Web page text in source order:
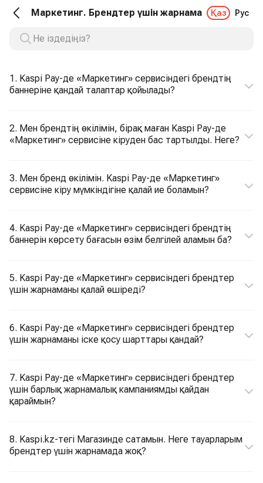
Маркетинг. Брендтер үшін жарнама Қаз Рус
1. Kaspi Pay-де «Маркетинг» сервисіндегі брендтің
баннеріне қандай талаптар қойылады?
2. Мен брендтің өкілімін, бірақ маған Kaspi Pay-де
«Маркетинг» сервисіне кіруден бас тартылды. Неге?
3. Мен бренд өкілімін. Kaspi Pay-де «Маркетинг»
сервисіне кіру мүмкіндігіне қалай ие боламын?
4. Kaspi Pay-де «Маркетинг» сервисіндегі брендтің
баннерін көрсету бағасын өзім белгілей аламын ба?
5. Kaspi Pay-де «Маркетинг» сервисіндегі брендтер
үшін жарнаманы қалай өшіреді?
6. Kaspi Pay-де «Маркетинг» сервисіндегі брендтер
үшін жарнаманы іске қосу шарттары қандай?
7. Kaspi Pay-де «Маркетинг» сервисіндегі брендтер
үшін барлық жарнамалық кампаниямды қайдан
қараймын?
8. Kaspi.kz-тегі Магазинде сатамын. Неге тауарларым
брендтер үшін жарнамада жоқ?